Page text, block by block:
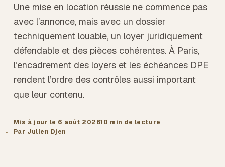
Une mise en location réussie ne commence pas
avec l’annonce, mais avec un dossier
techniquement louable, un loyer juridiquement
défendable et des pièces cohérentes. À Paris,
l’encadrement des loyers et les échéances DPE
rendent l’ordre des contrôles aussi important
que leur contenu.
Mis à jour le 6 août 202610 min de lecture
Par Julien Djen